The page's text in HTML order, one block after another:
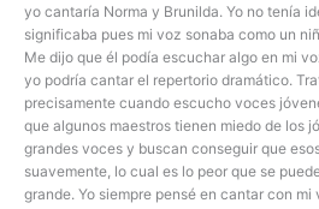
yo cantaría Norma y Brunilda. Yo no tenía
significaba pues mi voz sonaba como un
Me dijo que él podía escuchar algo en mi
yo podría cantar el repertorio dramático.
precisamente cuando escucho voces
que algunos maestros tienen miedo de los
grandes voces y buscan conseguir que
suavemente, lo cual es lo peor que se
grande. Yo siempre pensé en cantar con